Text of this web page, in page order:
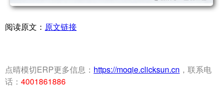
阅读原文： 原文链接
点晴模切ERP更多信息： https://moqie.clicksun.cn ，联系电
话： 4001861886